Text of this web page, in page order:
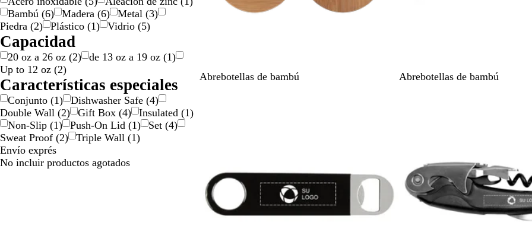
Bambú (6) Madera (6) Metal (3)
Piedra (2) Plástico (1) Vidrio (5)
Capacidad
20 oz a 26 oz (2) de 13 oz a 19 oz (1)
Up to 12 oz (2)
Características especiales
Conjunto (1) Dishwasher Safe (4)
Double Wall (2) Gift Box (4) Insulated (1)
Non-Slip (1) Push-On Lid (1) Set (4)
Sweat Proof (2) Triple Wall (1)
Envío exprés
No incluir productos agotados
M
Abrebotellas de bambú
B
Abrebotellas de bambú